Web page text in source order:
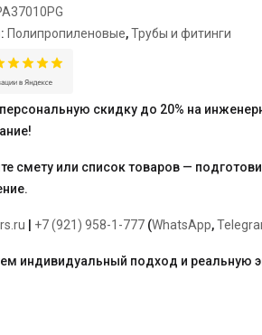
Полипропиленовые,Трубы и фитинги
скидку до 20% на
смету или список товаров —
+7 (921) 958-1-777 (WhatsApp,
индивидуальный подход и реальную